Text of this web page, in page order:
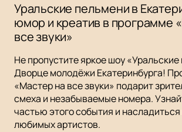
Уральские пельмени в
юмор и креатив в программе
все звуки»
Не пропустите яркое шоу
Дворце молодёжи Екатеринбурга!
«Мастер на все звуки» подарит
смеха и незабываемые номера.
частью этого события и
любимых артистов.